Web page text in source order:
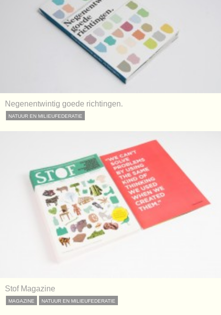
Negenentwintig goede richtingen.
NATUUR EN MILIEUFEDERATIE
Stof Magazine
MAGAZINE NATUUR EN MILIEUFEDERATIE